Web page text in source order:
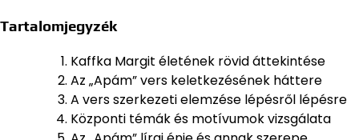
Tartalomjegyzék
Kaffka Margit életének rövid áttekintése
Az „Apám” vers keletkezésének háttere
A vers szerkezeti elemzése lépésről lépésre
Központi témák és motívumok vizsgálata